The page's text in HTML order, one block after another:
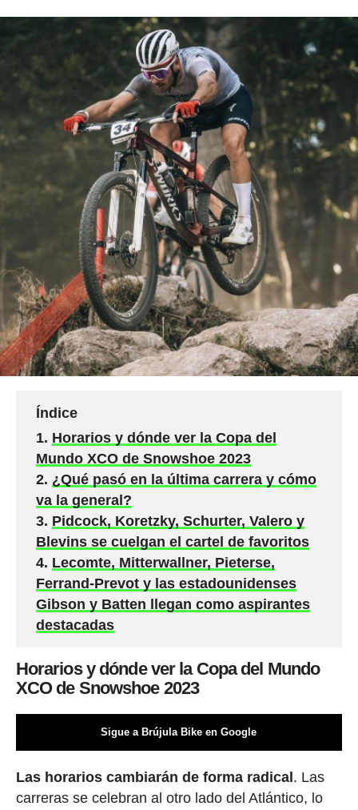
Índice
Horarios y dónde ver la Copa del
Mundo XCO de Snowshoe 2023
¿Qué pasó en la última carrera y cómo
va la general?
Pidcock, Koretzky, Schurter, Valero y
Blevins se cuelgan el cartel de favoritos
Lecomte, Mitterwallner, Pieterse,
Ferrand-Prevot y las estadounidenses
Gibson y Batten llegan como aspirantes
destacadas
Horarios y dónde ver la Copa del Mundo
XCO de Snowshoe 2023
Sigue a Brújula Bike en Google
Las horarios cambiarán de forma radical . Las
carreras se celebran al otro lado del Atlántico, lo